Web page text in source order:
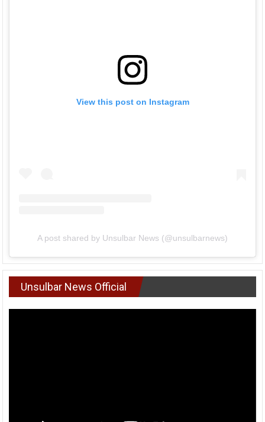
View this post on Instagram
A post shared by Unsulbar News (@unsulbarnews)
Unsulbar News Official